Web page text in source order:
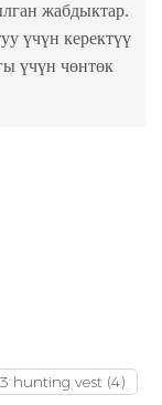
жабдыктар.
үчүн керектүү
үчүн чөнтөк